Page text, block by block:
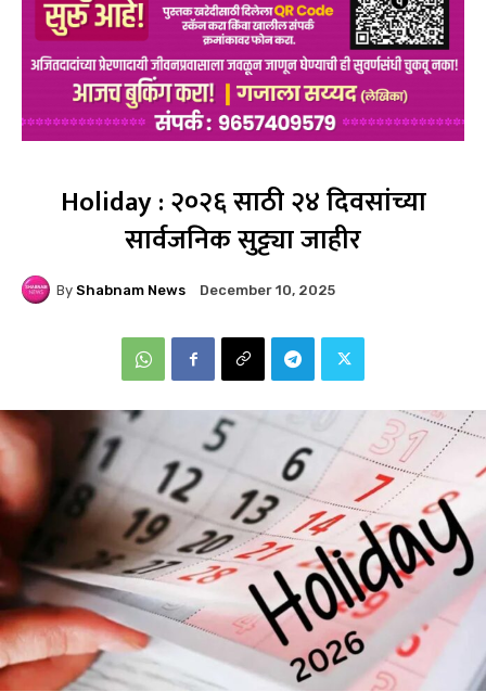
Holiday : २०२६ साठी २४ दिवसांच्या
सार्वजनिक सुट्ट्या जाहीर
By Shabnam News December 10, 2025